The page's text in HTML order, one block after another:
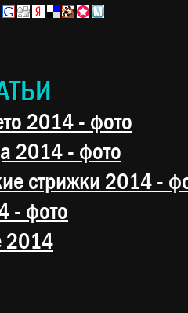
2014 - фото
2014 - фото
стрижки 2014 -
- фото
2014